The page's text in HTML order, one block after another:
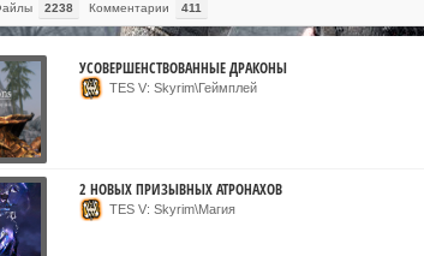
2238 Комментарии 411
УСОВЕРШЕНСТВОВАННЫЕ ДРАКОНЫ
TES V: Skyrim\Геймплей
2 НОВЫХ ПРИЗЫВНЫХ АТРОНАХОВ
TES V: Skyrim\Магия